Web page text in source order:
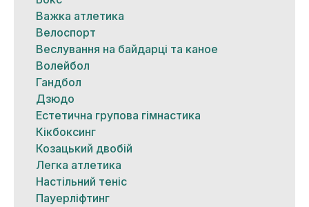
Важка атлетика
Велоспорт
Веслування на байдарці та каное
Волейбол
Гандбол
Дзюдо
Естетична групова гімнастика
Кікбоксинг
Козацький двобій
Легка атлетика
Настільний теніс
Пауерліфтинг